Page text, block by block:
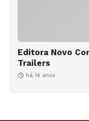
Editora Novo
Trailers
há 14 anos